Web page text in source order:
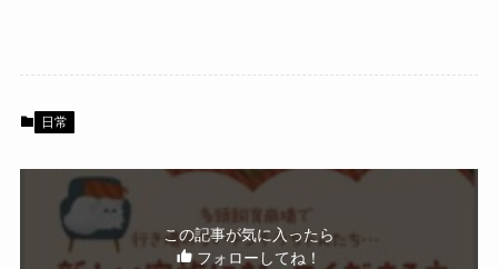
e
b
o
k
er
日常
この記事が気に入ったら
フォローしてね！